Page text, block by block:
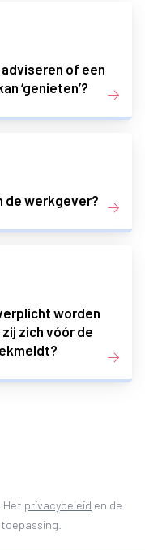
of een
‘genieten’?
de werkgever?
worden
zich vóór de
Het privacybeleid (opent in
en de